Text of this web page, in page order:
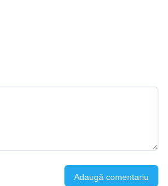
Adaugă comentariu